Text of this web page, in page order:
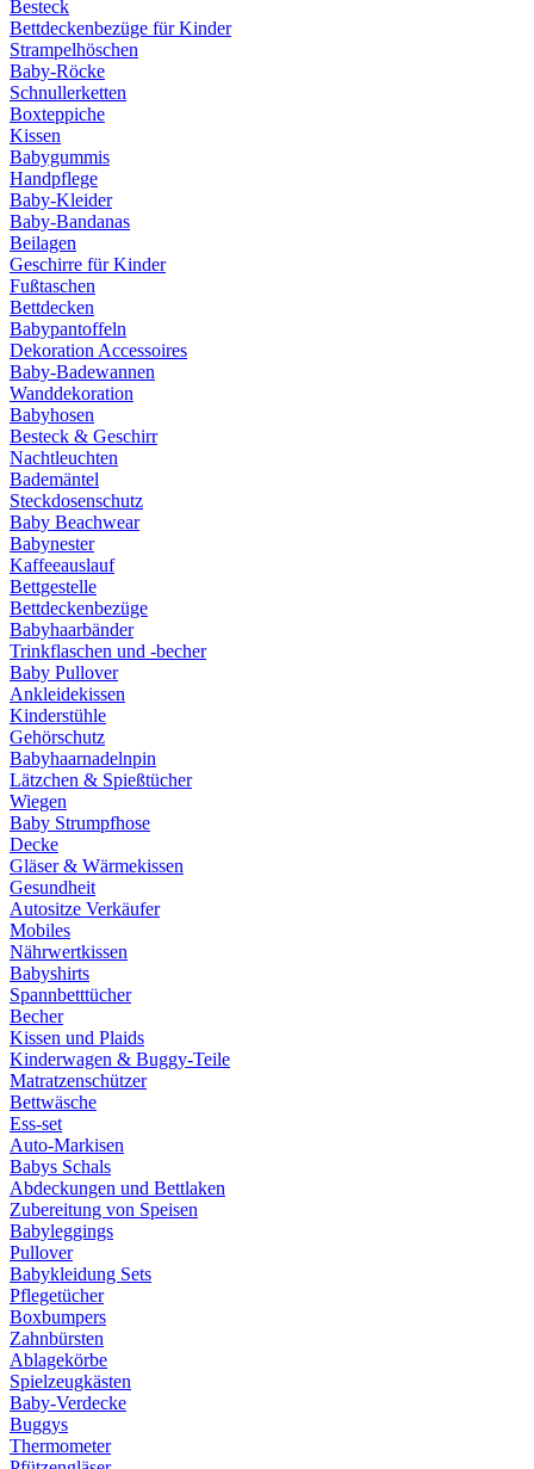
Besteck
Bettdeckenbezüge für Kinder
Strampelhöschen
Baby-Röcke
Schnullerketten
Boxteppiche
Kissen
Babygummis
Handpflege
Baby-Kleider
Baby-Bandanas
Beilagen
Geschirre für Kinder
Fußtaschen
Bettdecken
Babypantoffeln
Dekoration Accessoires
Baby-Badewannen
Wanddekoration
Babyhosen
Besteck & Geschirr
Nachtleuchten
Bademäntel
Steckdosenschutz
Baby Beachwear
Babynester
Kaffeeauslauf
Bettgestelle
Bettdeckenbezüge
Babyhaarbänder
Trinkflaschen und -becher
Baby Pullover
Ankleidekissen
Kinderstühle
Gehörschutz
Babyhaarnadelnpin
Lätzchen & Spießtücher
Wiegen
Baby Strumpfhose
Decke
Gläser & Wärmekissen
Gesundheit
Autositze Verkäufer
Mobiles
Nährwertkissen
Babyshirts
Spannbetttücher
Becher
Kissen und Plaids
Kinderwagen & Buggy-Teile
Matratzenschützer
Bettwäsche
Ess-set
Auto-Markisen
Babys Schals
Abdeckungen und Bettlaken
Zubereitung von Speisen
Babyleggings
Pullover
Babykleidung Sets
Pflegetücher
Boxbumpers
Zahnbürsten
Ablagekörbe
Spielzeugkästen
Baby-Verdecke
Buggys
Thermometer